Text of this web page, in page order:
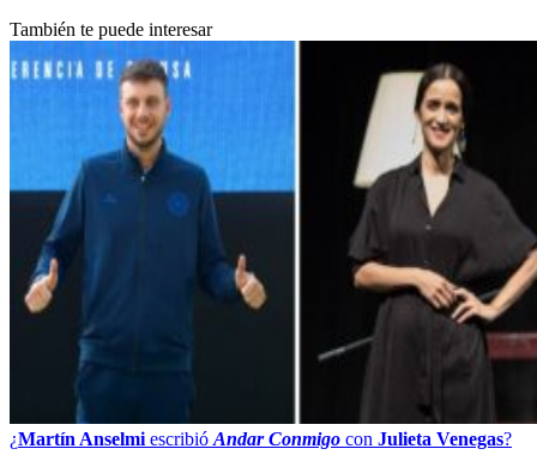
También te puede interesar
¿Martín Anselmi escribió Andar Conmigo con Julieta Venegas?